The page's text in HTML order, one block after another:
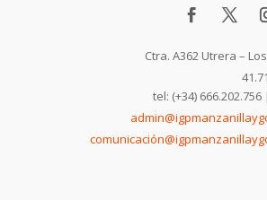
Ctra. A362 Utrera –
tel: (+34)